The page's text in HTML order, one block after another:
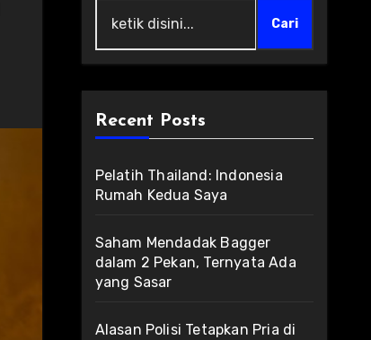
Cari
Recent Posts
Pelatih Thailand: Indonesia
Rumah Kedua Saya
Saham Mendadak Bagger
dalam 2 Pekan, Ternyata Ada
yang Sasar
Alasan Polisi Tetapkan Pria di